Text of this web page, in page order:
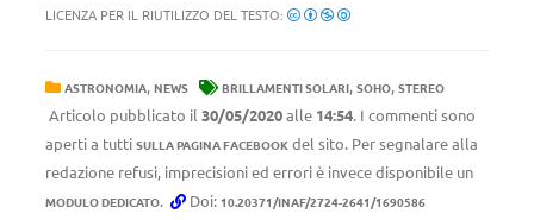
LICENZA PER IL RIUTILIZZO DEL TESTO:
ASTRONOMIA, NEWS BRILLAMENTI SOLARI, SOHO, STEREO
Articolo pubblicato il 30/05/2020alle 14:54. I commenti sono
aperti a tutti SULLA PAGINA FACEBOOK del sito. Per segnalare alla
redazione refusi, imprecisioni ed errori è invece disponibile un
MODULO DEDICATO. Doi: 10.20371/INAF/2724-2641/1690586